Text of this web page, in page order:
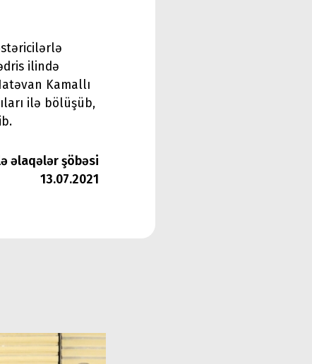
ilində
Kamallı
ilə bölüşüb,
əlaqələr şöbəsi
13.07.2021